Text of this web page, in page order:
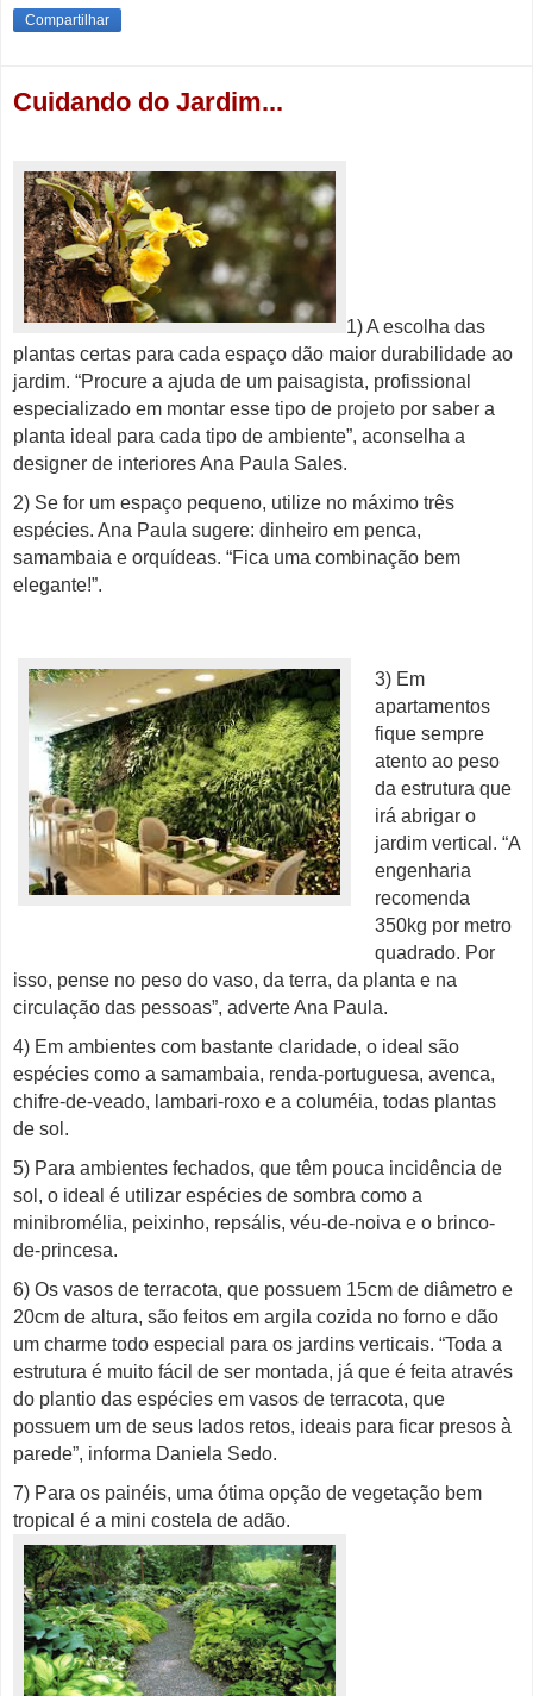
Compartilhar
Cuidando do Jardim...
1) A escolha das
plantas certas para cada espaço dão maior durabilidade ao
jardim. “Procure a ajuda de um paisagista, profissional
especializado em montar esse tipo de projeto por saber a
planta ideal para cada tipo de ambiente”, aconselha a
designer de interiores Ana Paula Sales.
2) Se for um espaço pequeno, utilize no máximo três
espécies. Ana Paula sugere: dinheiro em penca,
samambaia e orquídeas. “Fica uma combinação bem
elegante!”.
3) Em
apartamentos
fique sempre
atento ao peso
da estrutura que
irá abrigar o
jardim vertical. “A
engenharia
recomenda
350kg por metro
quadrado. Por
isso, pense no peso do vaso, da terra, da planta e na
circulação das pessoas”, adverte Ana Paula.
4) Em ambientes com bastante claridade, o ideal são
espécies como a samambaia, renda-portuguesa, avenca,
chifre-de-veado, lambari-roxo e a columéia, todas plantas
de sol.
5) Para ambientes fechados, que têm pouca incidência de
sol, o ideal é utilizar espécies de sombra como a
minibromélia, peixinho, repsális, véu-de-noiva e o brinco-
de-princesa.
6) Os vasos de terracota, que possuem 15cm de diâmetro e
20cm de altura, são feitos em argila cozida no forno e dão
um charme todo especial para os jardins verticais. “Toda a
estrutura é muito fácil de ser montada, já que é feita através
do plantio das espécies em vasos de terracota, que
possuem um de seus lados retos, ideais para ficar presos à
parede”, informa Daniela Sedo.
7) Para os painéis, uma ótima opção de vegetação bem
tropical é a mini costela de adão.